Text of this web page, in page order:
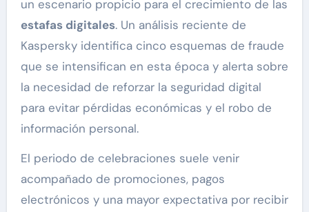
un escenario propicio para el crecimiento de las
estafas digitales. Un análisis reciente de
Kaspersky identifica cinco esquemas de fraude
que se intensifican en esta época y alerta sobre
la necesidad de reforzar la seguridad digital
para evitar pérdidas económicas y el robo de
información personal.
El periodo de celebraciones suele venir
acompañado de promociones, pagos
electrónicos y una mayor expectativa por recibir